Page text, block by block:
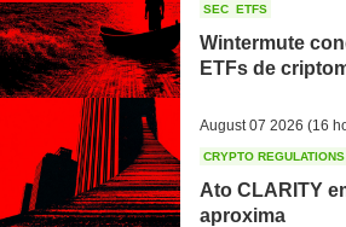
SEC ETFS
Wintermute
ETFs de
August 07 2026 (16
CRYPTO REGULATIONS
Ato CLARITY
aproxima